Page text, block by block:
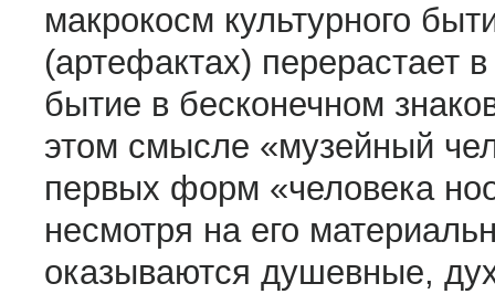
макрокосм культурного
(артефактах) перерастает
бытие в бесконечном
этом смысле «музейный
первых форм «человека
несмотря на его
оказываются душевные,